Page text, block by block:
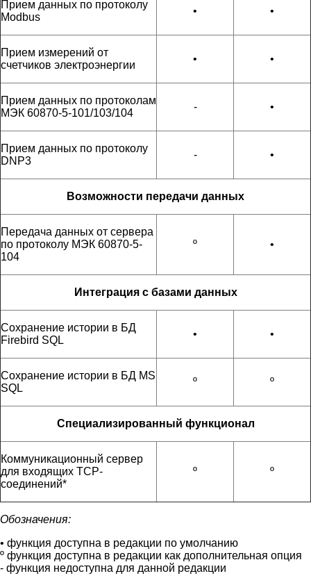
Прием данных по протоколу
Modbus
• •
Прием измерений от
счетчиков электроэнергии
• •
Прием данных по протоколам
МЭК 60870-5-101/103/104
- •
Прием данных по протоколу
DNP3
- •
Возможности передачи данных
Передача данных от сервера
по протоколу МЭК 60870-5-
104
º •
Интеграция с базами данных
Сохранение истории в БД
Firebird SQL
• •
Сохранение истории в БД MS
SQL
º º
Специализированный функционал
Коммуникационный сервер
для входящих ТСР-
соединений*
º º
Обозначения:
• функция доступна в редакции по умолчанию
º функция доступна в редакции как дополнительная опция
- функция недоступна для данной редакции